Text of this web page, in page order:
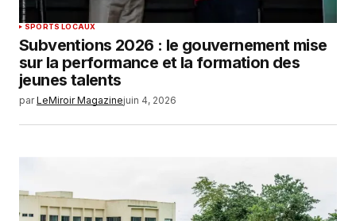
SPORTS LOCAUX
Subventions 2026 : le gouvernement mise
sur la performance et la formation des
jeunes talents
par LeMiroir Magazinejuin 4, 2026